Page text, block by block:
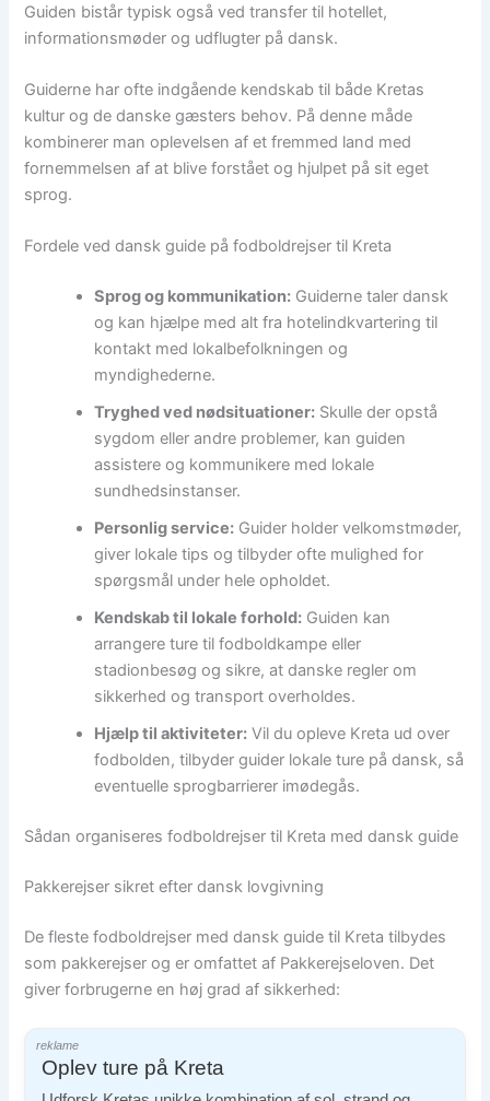
Guiden bistår typisk også ved transfer til hotellet,
informationsmøder og udflugter på dansk.
Guiderne har ofte indgående kendskab til både Kretas
kultur og de danske gæsters behov. På denne måde
kombinerer man oplevelsen af et fremmed land med
fornemmelsen af at blive forstået og hjulpet på sit eget
sprog.
Fordele ved dansk guide på fodboldrejser til Kreta
Sprog og kommunikation: Guiderne taler dansk
og kan hjælpe med alt fra hotelindkvartering til
kontakt med lokalbefolkningen og
myndighederne.
Tryghed ved nødsituationer: Skulle der opstå
sygdom eller andre problemer, kan guiden
assistere og kommunikere med lokale
sundhedsinstanser.
Personlig service: Guider holder velkomstmøder,
giver lokale tips og tilbyder ofte mulighed for
spørgsmål under hele opholdet.
Kendskab til lokale forhold: Guiden kan
arrangere ture til fodboldkampe eller
stadionbesøg og sikre, at danske regler om
sikkerhed og transport overholdes.
Hjælp til aktiviteter: Vil du opleve Kreta ud over
fodbolden, tilbyder guider lokale ture på dansk, så
eventuelle sprogbarrierer imødegås.
Sådan organiseres fodboldrejser til Kreta med dansk guide
Pakkerejser sikret efter dansk lovgivning
De fleste fodboldrejser med dansk guide til Kreta tilbydes
som pakkerejser og er omfattet af Pakkerejseloven. Det
giver forbrugerne en høj grad af sikkerhed:
reklame
Oplev ture på Kreta